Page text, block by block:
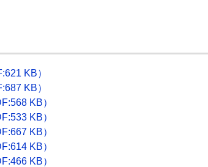
KB）
KB）
KB）
KB）
KB）
KB）
KB）